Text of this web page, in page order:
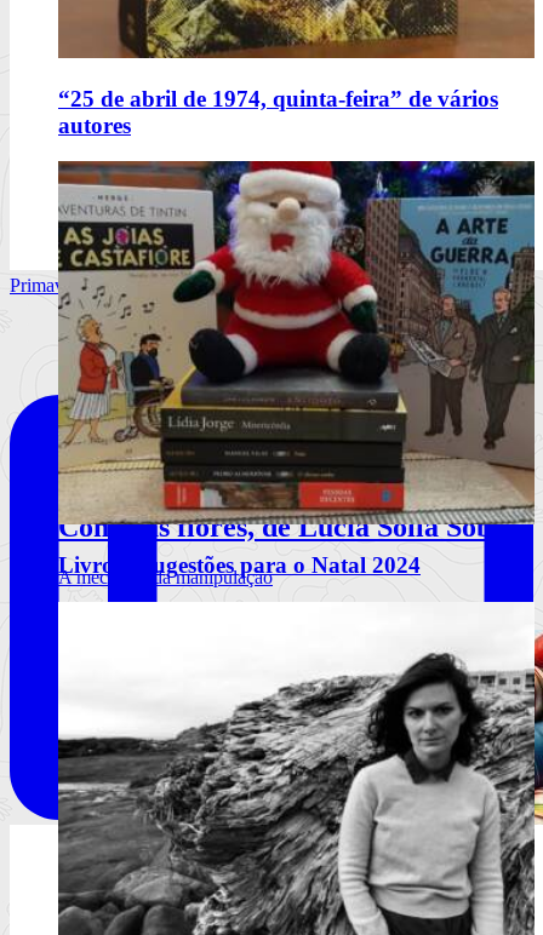
“25 de abril de 1974, quinta-feira” de vários
autores
Livros | Sugestões para o Natal 2024
Comerás flores, de Lucía Solla Sobral
A mecânica da manipulação
Primavera Sound Porto, dia 1. @primaverasound_port